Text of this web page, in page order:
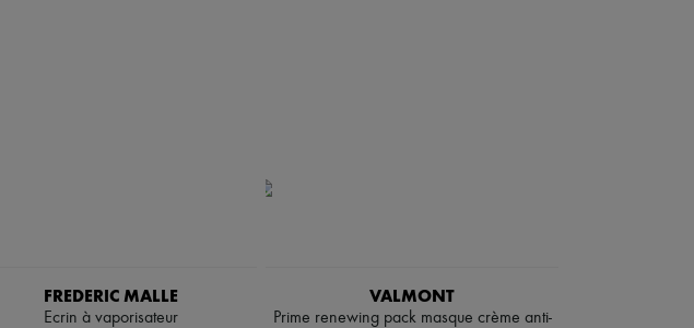
FREDERIC MALLE
Ecrin à vaporisateur
VALMONT
Prime renewing pack masque crème anti-